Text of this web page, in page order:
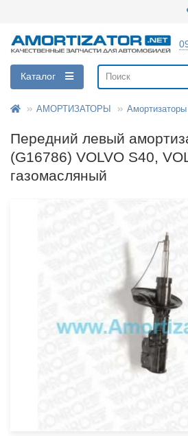
Каталог
АМОРТИЗАТОРЫ
Передний левый
(G16786) VOLVO S40,
газомасляный